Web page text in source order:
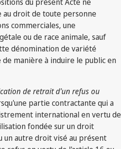
droit de toute personne
commerciales, une
ou de race animale, sauf
dénomination de variété
manière à induire le public en
de retrait d'un refus ou
partie contractante qui a
international en vertu de
fondée sur un droit
un autre droit visé au présent